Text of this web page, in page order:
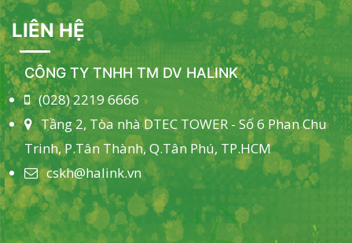
LIÊN HỆ
CÔNG TY TNHH TM DV HALINK
(028) 2219 6666
Tầng 2, Tòa nhà DTEC TOWER - Số 6 Phan Chu
Trinh, P.Tân Thành, Q.Tân Phú, TP.HCM
cskh@halink.vn